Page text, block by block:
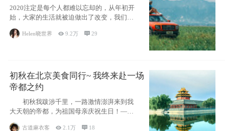
略）
2020注定是每个人都难以忘却的，从年初开
始，大家的生活就被迫做出了改变，我们也
不例外。本来双双辞职是为
Helen晓世界 9.2万 29
初秋在北京美食同行~ 我终来赴一场
帝都之约
初秋我跋涉千里，一路激情澎湃来到我
大天朝的帝都，为祖国母亲庆祝生日！——
古道麻衣客 2.1万  18